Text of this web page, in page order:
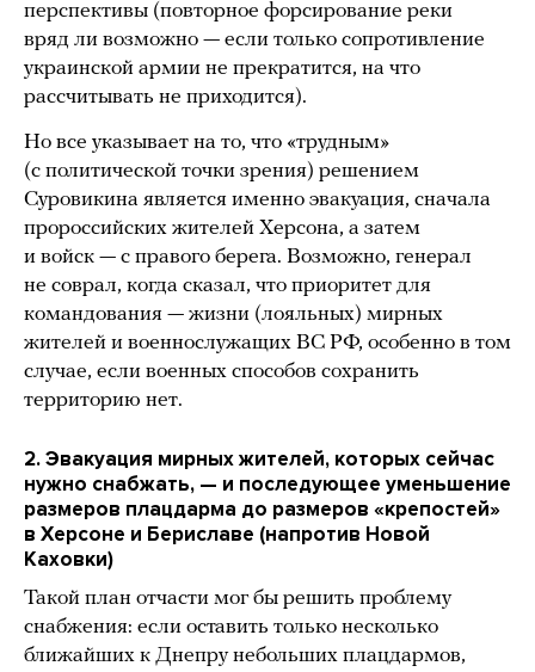
перспективы (повторное форсирование реки
вряд ли возможно — если только сопротивление
украинской армии не прекратится, на что
рассчитывать не приходится).
Но все указывает на то, что «трудным»
(с политической точки зрения) решением
Суровикина является именно эвакуация, сначала
пророссийских жителей Херсона, а затем
и войск — с правого берега. Возможно, генерал
не соврал, когда сказал, что приоритет для
командования — жизни (лояльных) мирных
жителей и военнослужащих ВС РФ, особенно в том
случае, если военных способов сохранить
территорию нет.
2. Эвакуация мирных жителей, которых сейчас
нужно снабжать, — и последующее уменьшение
размеров плацдарма до размеров «крепостей»
в Херсоне и Бериславе (напротив Новой
Каховки)
Такой план отчасти мог бы решить проблему
снабжения: если оставить только несколько
ближайших к Днепру небольших плацдармов,